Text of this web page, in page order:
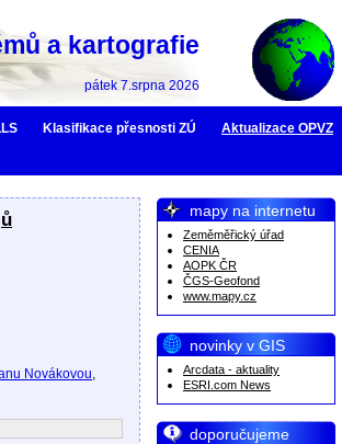
a kartografie
pátek 7.srpna 2026
Klasifikace přesnosti ZÚ
Aktualizace OPVZ
Novákovou,
mapy na internetu
Zeměměřický úřad
CENIA
AOPK ČR
ČGS-Geofond
www.mapy.cz
novinky v GIS
Arcdata - aktuality
ESRI.com News
doporučujeme